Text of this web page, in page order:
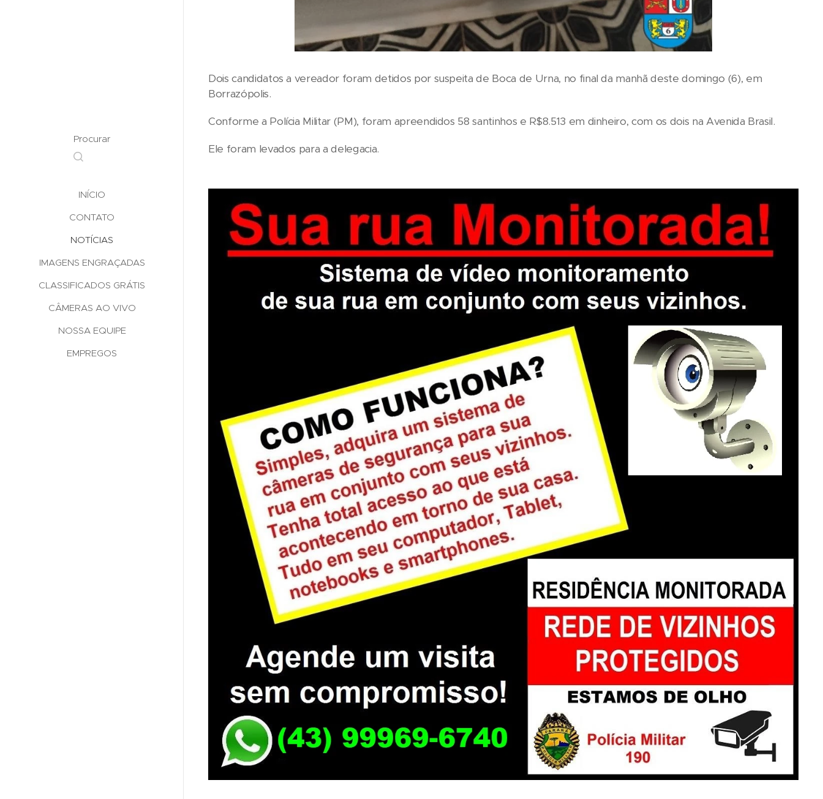
Procurar
INÍCIO
CONTATO
NOTÍCIAS
IMAGENS ENGRAÇADAS
CLASSIFICADOS GRÁTIS
CÂMERAS AO VIVO
NOSSA EQUIPE
EMPREGOS
Dois candidatos a vereador foram detidos por suspeita de Boca de Urna, no final da manhã deste domingo (6), em
Borrazópolis.
Conforme a Polícia Militar (PM), foram apreendidos 58 santinhos e R$8.513 em dinheiro, com os dois na Avenida Brasil.
Ele foram levados para a delegacia.